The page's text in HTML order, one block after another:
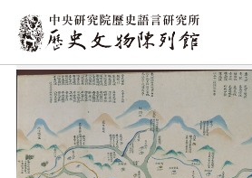
:::
:::